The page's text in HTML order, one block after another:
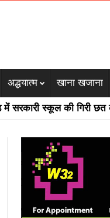
अद्धयात्म खाना खजाना
स्कूल की गिरी छत कई